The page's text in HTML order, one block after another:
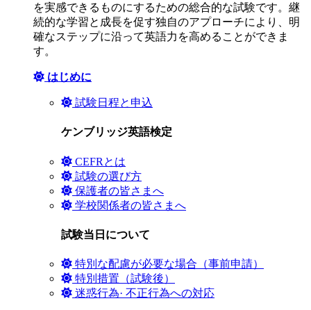
を実感できるものにするための総合的な試験です。継
続的な学習と成長を促す独自のアプローチにより、明
確なステップに沿って英語力を高めることができま
す。
はじめに
試験日程と申込
ケンブリッジ英語検定
CEFRとは
試験の選び方
保護者の皆さまへ
学校関係者の皆さまへ
試験当日について
特別な配慮が必要な場合（事前申請）
特別措置（試験後）
迷惑行為· 不正行為への対応